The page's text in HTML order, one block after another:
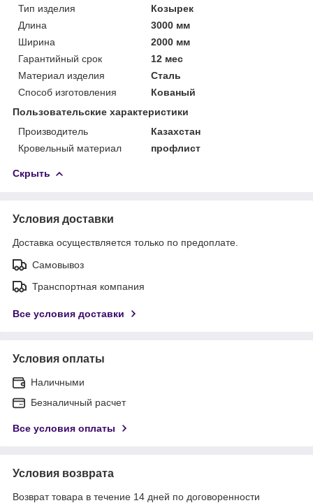
Тип изделия
Козырек
Длина
3000 мм
Ширина
2000 мм
Гарантийный срок
12 мес
Материал изделия
Сталь
Способ изготовления
Кованый
Пользовательские характеристики
Производитель
Казахстан
Кровельный материал
профлист
Скрыть
Условия доставки
Доставка осуществляется только по предоплате.
Самовывоз
Транспортная компания
Все условия доставки
Условия оплаты
Наличными
Безналичный расчет
Все условия оплаты
Условия возврата
Возврат товара в течение 14 дней по договоренности